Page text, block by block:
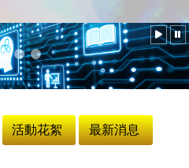
活動花絮 最新消息